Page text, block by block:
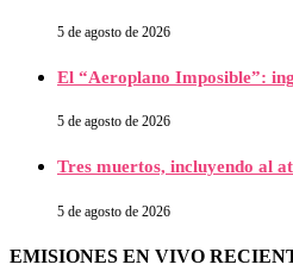
5 de agosto de 2026
El “Aeroplano Imposible”:
5 de agosto de 2026
Tres muertos, incluyendo al
5 de agosto de 2026
EMISIONES EN VIVO